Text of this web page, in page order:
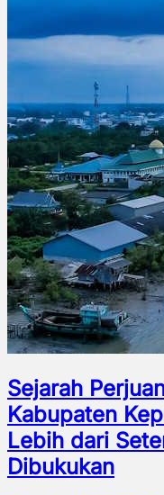
Sejarah
Kabupaten
Lebih dari
Dibukukan